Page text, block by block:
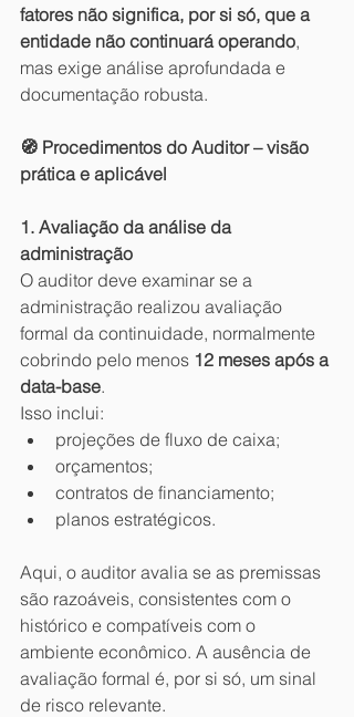
fatores não significa, por si só, que a
entidade não continuará operando,
mas exige análise aprofundada e
documentação robusta.
🧭 Procedimentos do Auditor – visão
prática e aplicável
1. Avaliação da análise da
administração
O auditor deve examinar se a
administração realizou avaliação
formal da continuidade, normalmente
cobrindo pelo menos 12 meses após a
data-base.
Isso inclui:
projeções de fluxo de caixa;
orçamentos;
contratos de financiamento;
planos estratégicos.
Aqui, o auditor avalia se as premissas
são razoáveis, consistentes com o
histórico e compatíveis com o
ambiente econômico. A ausência de
avaliação formal é, por si só, um sinal
de risco relevante.